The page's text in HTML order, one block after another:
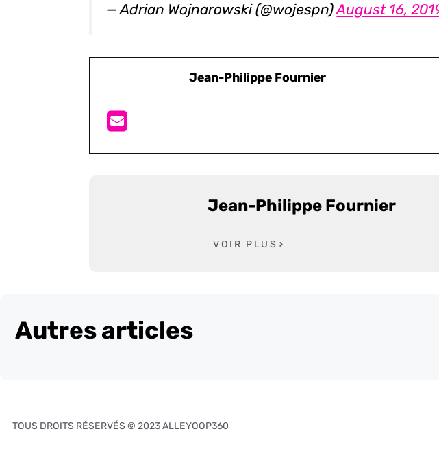
— Adrian Wojnarowski (@wojespn)August 16,
Jean-Philippe Fournier
Jean-Philippe Fournier
VOIR PLUS
Autres articles
TOUS DROITS RÉSERVÉS © 2023 ALLEYOOP360